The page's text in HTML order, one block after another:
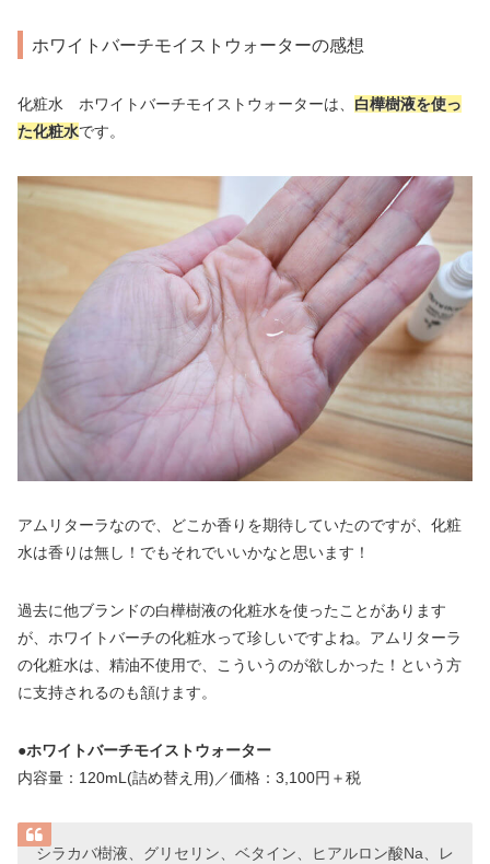
ホワイトバーチモイストウォーターの感想
化粧水 ホワイトバーチモイストウォーターは、 白樺樹液を使っ
た化粧水です。
アムリターラなので、どこか香りを期待していたのですが、化粧
水は香りは無し！でもそれでいいかなと思います！
過去に他ブランドの白樺樹液の化粧水を使ったことがあります
が、ホワイトバーチの化粧水って珍しいですよね。アムリターラ
の化粧水は、精油不使用で、こういうのが欲しかった！という方
に支持されるのも頷けます。
●ホワイトバーチモイストウォーター
内容量：120mL(詰め替え用)／価格：3,100円＋税
シラカバ樹液、グリセリン、ベタイン、ヒアルロン酸Na、レ